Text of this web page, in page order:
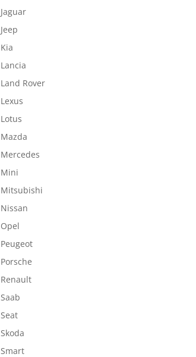
Jaguar
Jeep
Kia
Lancia
Land Rover
Lexus
Lotus
Mazda
Mercedes
Mini
Mitsubishi
Nissan
Opel
Peugeot
Porsche
Renault
Saab
Seat
Skoda
Smart